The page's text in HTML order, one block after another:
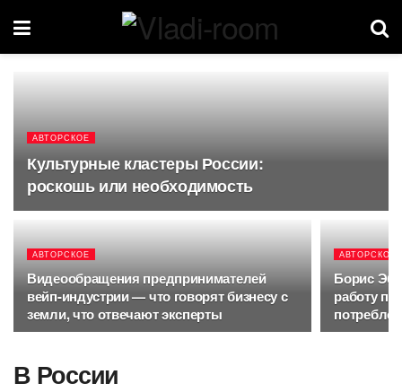
АВТОРСКОЕ
Культурные кластеры России:
роскошь или необходимость
АВТОРСКОЕ
Видеообращения предпринимателей
вейп-индустрии — что говорят бизнесу с
земли, что отвечают эксперты
АВТОРСКОЕ
Борис
работу
В России